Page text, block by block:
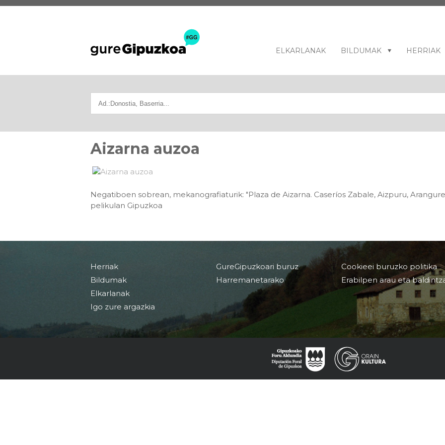
ELKARLANAK BILDUMAK HERRIAK
Aizarna auzoa
Negatiboen sobrean, mekanografiaturik: "Plaza de Aizarna. Caseríos Zabale, Aizpuru,
pelikulan Gipuzkoa
Herriak
Bildumak
Elkarlanak
Igo zure argazkia
GureGipuzkoari buruz
Harremanetarako
Cookieei buruzko politika
Erabilpen arau eta